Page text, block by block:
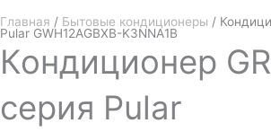
Главная / Бытовые кондиционеры /
Pular GWH12AGBXB-K3NNA1B
Кондиционер
серия Pular